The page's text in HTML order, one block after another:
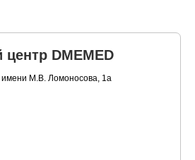
DMEMED
М.В. Ломоносова, 1а